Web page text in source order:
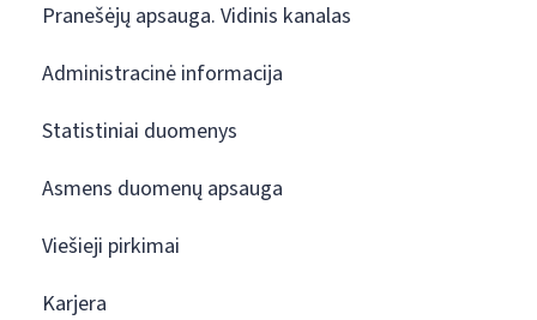
Pranešėjų apsauga. Vidinis kanalas
Administracinė informacija
Statistiniai duomenys
Asmens duomenų apsauga
Viešieji pirkimai
Karjera